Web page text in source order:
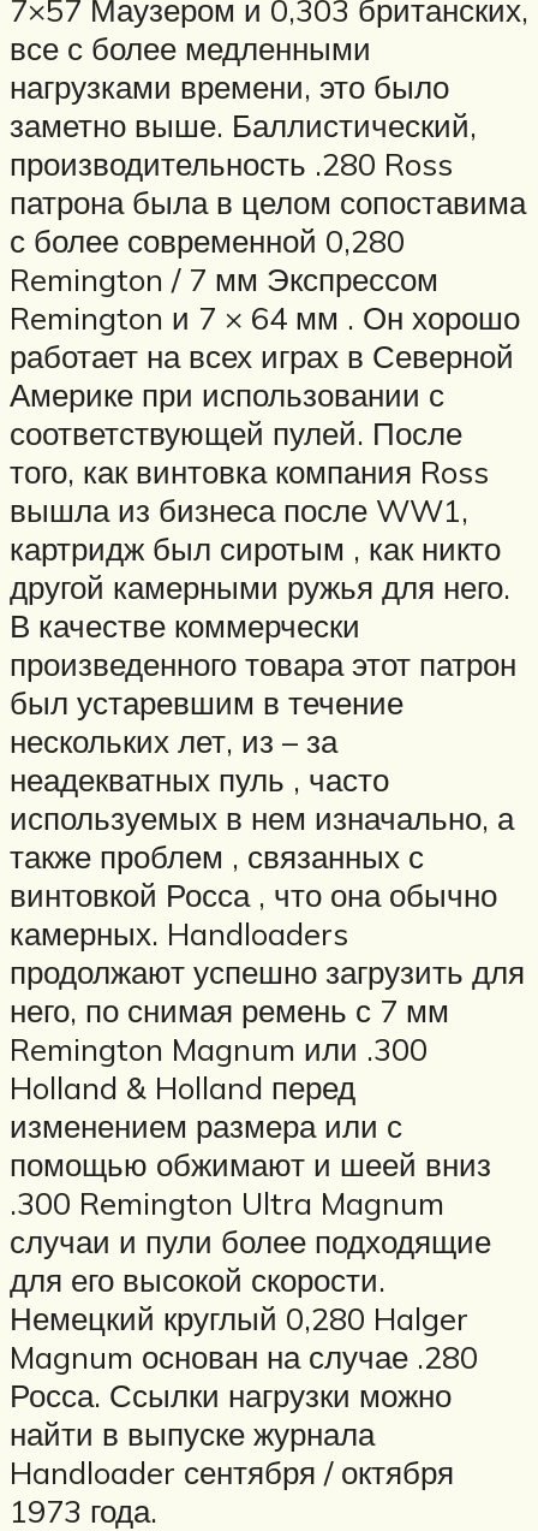
7×57 Маузером и 0,303 британских,
все с более медленными
нагрузками времени, это было
заметно выше. Баллистический,
производительность .280 Ross
патрона была в целом сопоставима
с более современной 0,280
Remington / 7 мм Экспрессом
Remington и 7 × 64 мм . Он хорошо
работает на всех играх в Северной
Америке при использовании с
соответствующей пулей. После
того, как винтовка компания Ross
вышла из бизнеса после WW1,
картридж был сиротым , как никто
другой камерными ружья для него.
В качестве коммерчески
произведенного товара этот патрон
был устаревшим в течение
нескольких лет, из – за
неадекватных пуль , часто
используемых в нем изначально, а
также проблем , связанных с
винтовкой Росса , что она обычно
камерных. Handloaders
продолжают успешно загрузить для
него, по снимая ремень с 7 мм
Remington Magnum или .300
Holland & Holland перед
изменением размера или с
помощью обжимают и шеей вниз
.300 Remington Ultra Magnum
случаи и пули более подходящие
для его высокой скорости.
Немецкий круглый 0,280 Halger
Magnum основан на случае .280
Росса. Ссылки нагрузки можно
найти в выпуске журнала
Handloader сентября / октября
1973 года.